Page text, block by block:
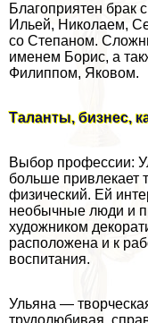
Благоприятен бpaк
Ильей, Николаем,
со Степаном.
именем Борис, а
Филиппом, Яковом.
Таланты, бизнес,
Выбор профессии:
больше привлекает
физический. Ей
необычные люди и
художником
расположена и к
воспитания.
Ульяна —